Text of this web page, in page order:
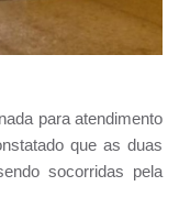
para atendimento
que as duas
socorridas pela